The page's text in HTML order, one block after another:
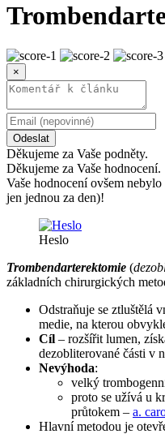
×
Odeslat
Děkujeme za Vaše podněty.
Děkujeme za Vaše hodnocení.
Vaše hodnocení ovšem
jen jednou za den)!
Heslo
Trombendarterektomie (
základních chirurgických
Odstraňuje se ztluštělá
medie, na kterou
Cíl – rozšířit lumen,
dezobliterované části v
Nevýhoda:
velký
proto se užívá u
průtokem – a.
Hlavní metodou je